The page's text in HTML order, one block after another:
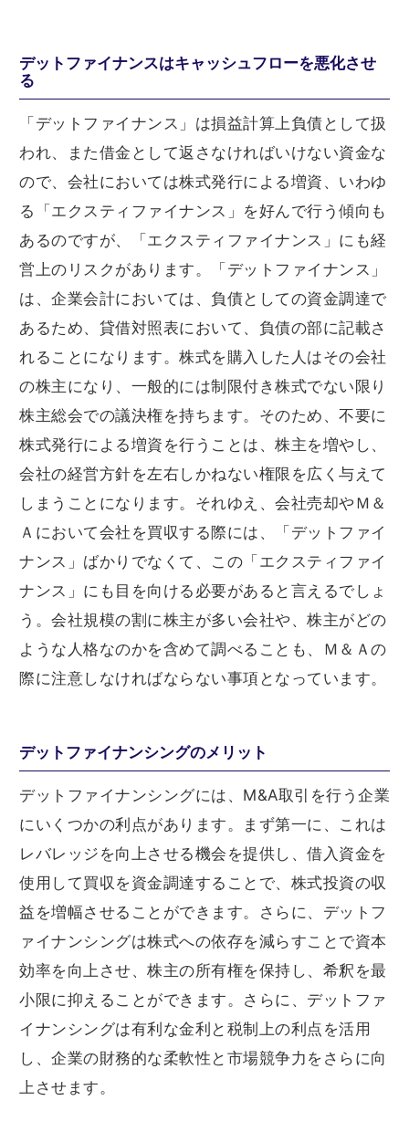
デットファイナンスはキャッシュフローを悪化させ
る
「デットファイナンス」は損益計算上負債として扱
われ、また借金として返さなければいけない資金な
ので、会社においては株式発行による増資、いわゆ
る「エクスティファイナンス」を好んで行う傾向も
あるのですが、「エクスティファイナンス」にも経
営上のリスクがあります。「デットファイナンス」
は、企業会計においては、負債としての資金調達で
あるため、貸借対照表において、負債の部に記載さ
れることになります。株式を購入した人はその会社
の株主になり、一般的には制限付き株式でない限り
株主総会での議決権を持ちます。そのため、不要に
株式発行による増資を行うことは、株主を増やし、
会社の経営方針を左右しかねない権限を広く与えて
しまうことになります。それゆえ、会社売却やＭ＆
Ａにおいて会社を買収する際には、「デットファイ
ナンス」ばかりでなくて、この「エクスティファイ
ナンス」にも目を向ける必要があると言えるでしょ
う。会社規模の割に株主が多い会社や、株主がどの
ような人格なのかを含めて調べることも、Ｍ＆Ａの
際に注意しなければならない事項となっています。
デットファイナンシングのメリット
デットファイナンシングには、M&A取引を行う企業
にいくつかの利点があります。まず第一に、これは
レバレッジを向上させる機会を提供し、借入資金を
使用して買収を資金調達することで、株式投資の収
益を増幅させることができます。さらに、デットフ
ァイナンシングは株式への依存を減らすことで資本
効率を向上させ、株主の所有権を保持し、希釈を最
小限に抑えることができます。さらに、デットファ
イナンシングは有利な金利と税制上の利点を活用
し、企業の財務的な柔軟性と市場競争力をさらに向
上させます。